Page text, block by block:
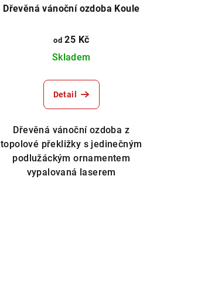
Dřevěná vánoční ozdoba Koule
od25 Kč
Skladem
Detail
Dřevěná vánoční ozdoba z
topolové překližky s jedinečným
podlužáckým ornamentem
vypalovaná laserem